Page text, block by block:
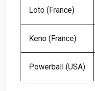
Loto (France)
Keno (France)
Powerball (USA)